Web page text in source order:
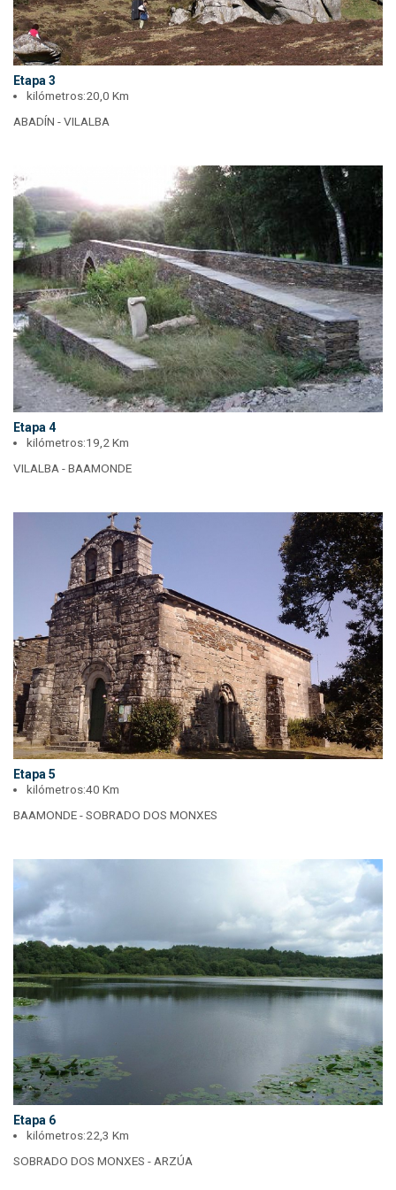
Etapa 3
kilómetros:20,0 Km
ABADÍN - VILALBA
Etapa 4
kilómetros:19,2 Km
VILALBA - BAAMONDE
Etapa 5
kilómetros:40 Km
BAAMONDE - SOBRADO DOS MONXES
Etapa 6
kilómetros:22,3 Km
SOBRADO DOS MONXES - ARZÚA